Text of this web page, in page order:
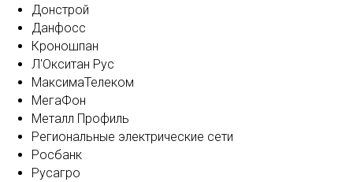
Донстрой
Данфосс
Кроношпан
Л'Окситан Рус
МаксимаТелеком
МегаФон
Металл Профиль
Региональные электрические сети
Росбанк
Русагро